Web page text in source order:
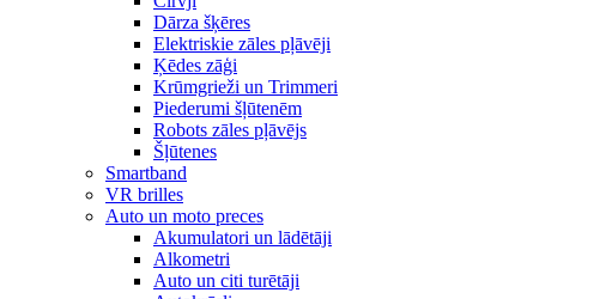
Dārza šķēres
Elektriskie zāles pļāvēji
Ķēdes zāģi
Krūmgrieži un Trimmeri
Piederumi šļūtenēm
Robots zāles pļāvējs
Šļūtenes
Smartband
VR brilles
Auto un moto preces
Akumulatori un lādētāji
Alkometri
Auto un citi turētāji